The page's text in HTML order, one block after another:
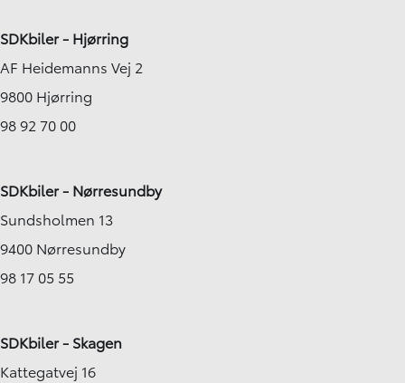
SDKbiler - Hjørring
AF Heidemanns Vej 2
9800 Hjørring
98 92 70 00
SDKbiler - Nørresundby
Sundsholmen 13
9400 Nørresundby
98 17 05 55
SDKbiler - Skagen
Kattegatvej 16